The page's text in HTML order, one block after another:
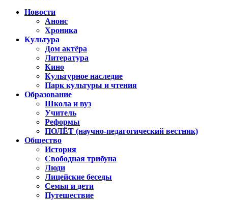
Новости
Анонс
Хроника
Культура
Дом актёра
Литература
Кино
Культурное наследие
Парк культуры и чтения
Образование
Школа и вуз
Учитель
Реформы
ПОЛЁТ (научно-педагогический вестник)
Общество
История
Свободная трибуна
Люди
Лицейские беседы
Семья и дети
Путешествие